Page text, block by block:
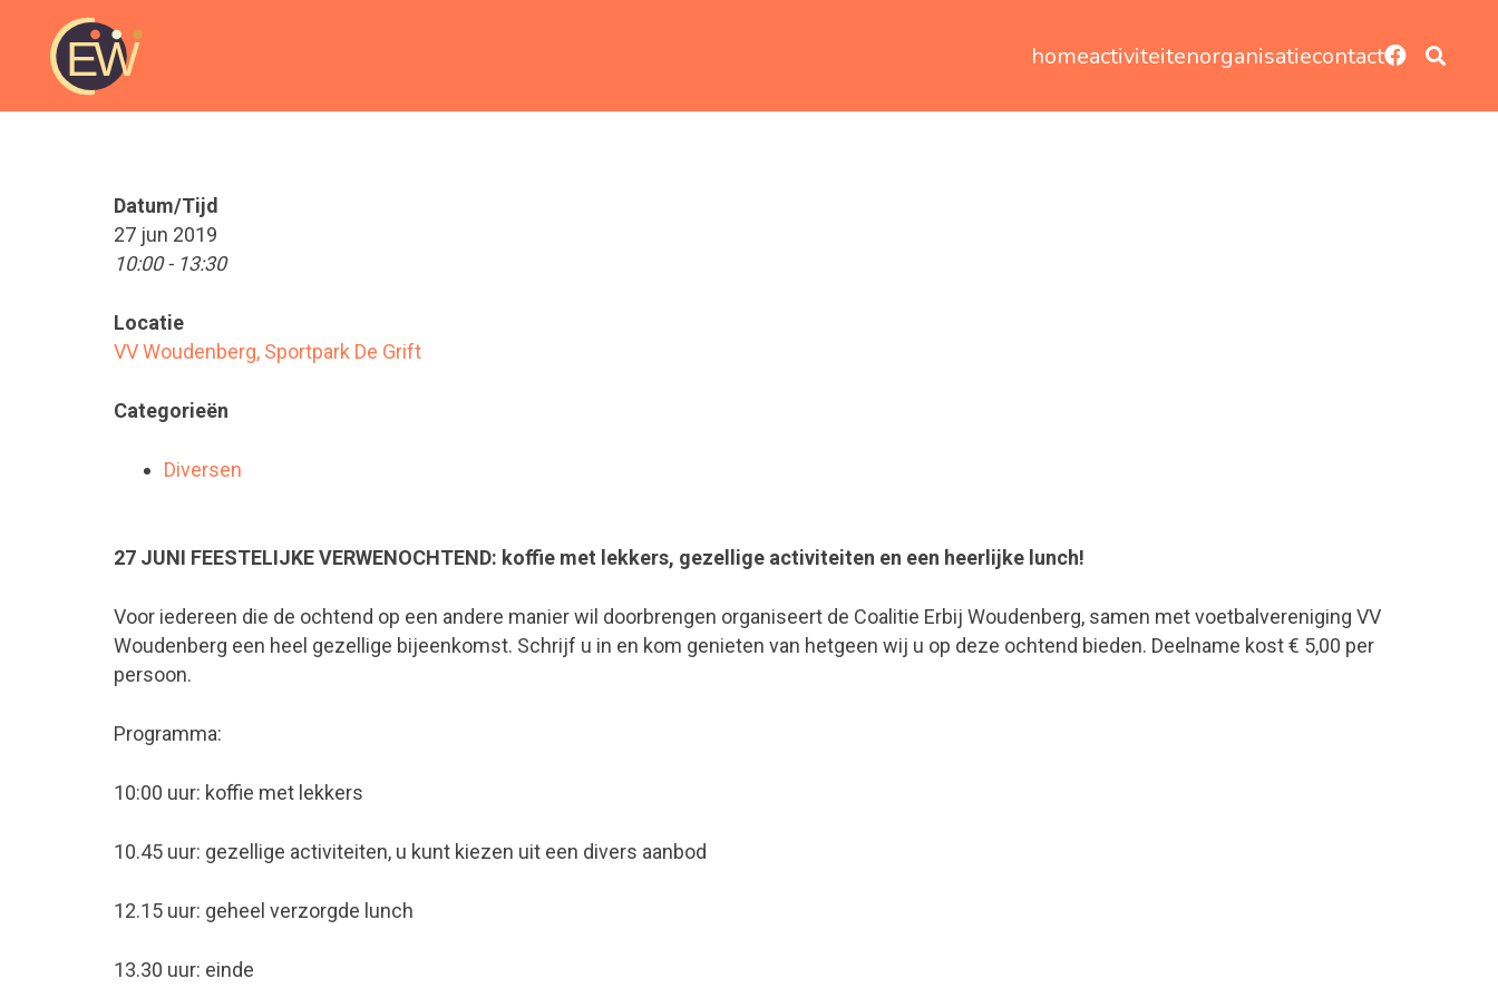
homeactiviteitenorganisatiecontact
Datum/Tijd
27 jun 2019
10:00 - 13:30
Locatie
VV Woudenberg, Sportpark De Grift
Categorieën
Diversen
27 JUNI FEESTELIJKE VERWENOCHTEND: koffie met lekkers, gezellige activiteiten en een heerlijke lunch!
Voor iedereen die de ochtend op een andere manier wil doorbrengen organiseert de Coalitie Erbij Woudenberg, samen met voetbalvereniging VV
Woudenberg een heel gezellige bijeenkomst. Schrijf u in en kom genieten van hetgeen wij u op deze ochtend bieden. Deelname kost € 5,00 per
persoon.
Programma:
10:00 uur: koffie met lekkers
10.45 uur: gezellige activiteiten, u kunt kiezen uit een divers aanbod
12.15 uur: geheel verzorgde lunch
13.30 uur: einde